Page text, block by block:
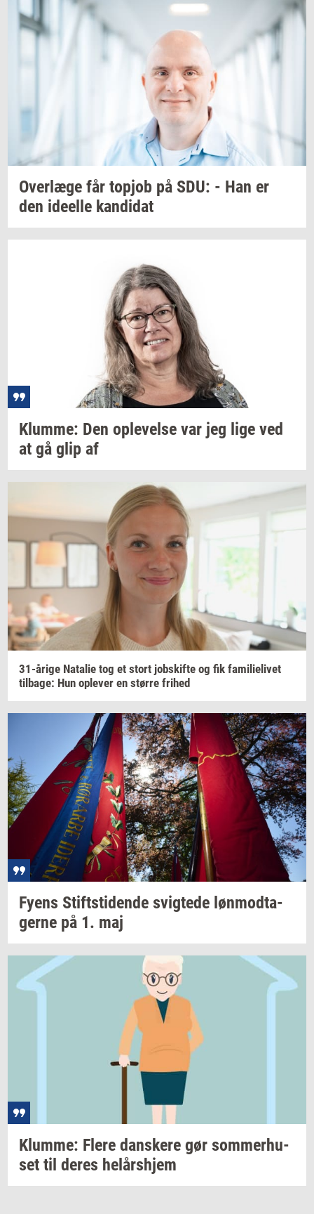
Over­læ­ge får topjob på SDU: - Han er
den ide­el­le kan­di­dat
Klum­me: Den op­le­vel­se var jeg lige ved
at gå glip af
31-​årige Na­ta­lie tog et stort jobs­kif­te og fik fa­mi­li­e­li­vet
til­ba­ge: Hun op­le­ver en stør­re fri­hed
Fyens Stift­s­ti­den­de svig­te­de løn­mod­ta­
ger­ne på 1. maj
Klum­me: Flere dan­ske­re gør som­mer­hu­
set til deres helårs­hjem